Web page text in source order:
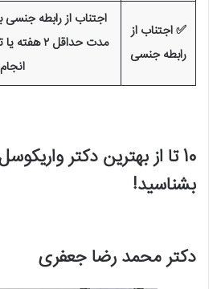
✅ اجتناب از
رابطه جنسی
اجتناب از رابطه
مدت
10 تا از بهترین دکتر
بشناسید!
دکتر محمد رضا جعفری